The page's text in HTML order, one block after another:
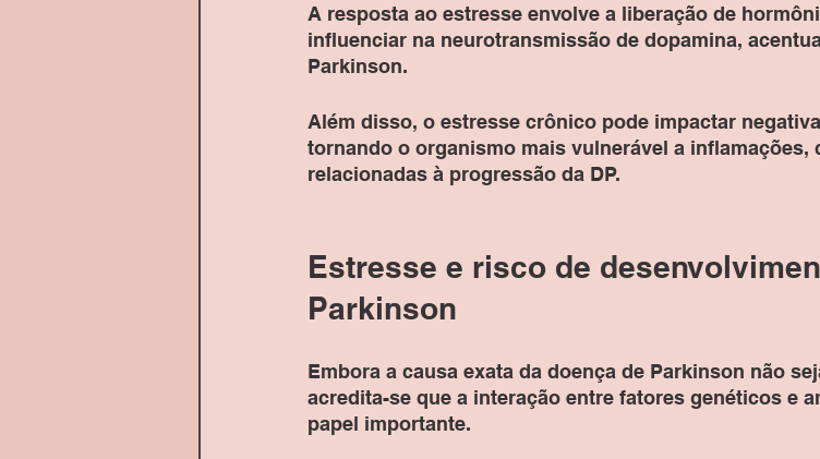
A resposta ao estresse envolve a liberação de
influenciar na neurotransmissão de dopamina,
Parkinson.
Além disso, o estresse crônico pode impactar
tornando o organismo mais vulnerável a inflamações,
relacionadas à progressão da DP.
Estresse e risco de
Parkinson
Embora a causa exata da doença de Parkinson não
acredita-se que a interação entre fatores genéticos e
papel importante.